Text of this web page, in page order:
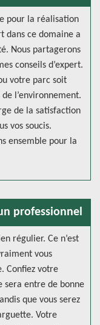
pour la réalisation
dans ce domaine a
Nous partagerons
conseils d’expert.
votre parc soit
l’environnement.
de la satisfaction
vos soucis.
ensemble pour la
professionnel
régulier. Ce n’est
vous
Confiez votre
sera entre de bonne
que vous serez
Votre